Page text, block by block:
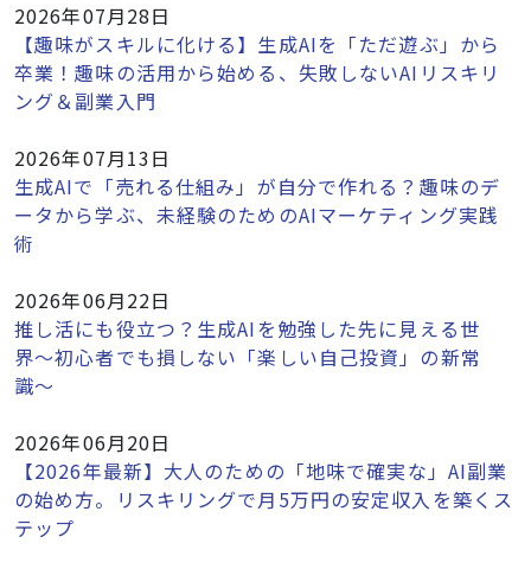
2026年07月28日
【趣味がスキルに化ける】生成AIを「ただ遊ぶ」から
卒業！趣味の活用から始める、失敗しないAIリスキリ
ング＆副業入門
2026年07月13日
生成AIで「売れる仕組み」が自分で作れる？趣味のデ
ータから学ぶ、未経験のためのAIマーケティング実践
術
2026年06月22日
推し活にも役立つ？生成AIを勉強した先に見える世
界〜初心者でも損しない「楽しい自己投資」の新常
識〜
2026年06月20日
【2026年最新】大人のための「地味で確実な」AI副業
の始め方。リスキリングで月5万円の安定収入を築くス
テップ